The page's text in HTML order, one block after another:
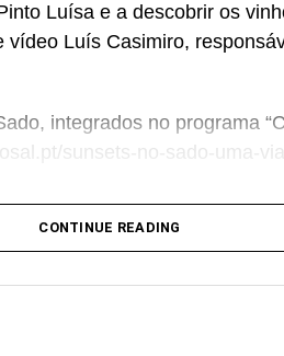
Luísa e a descobrir os
vídeo Luís Casimiro,
integrados no programa
sunsets-no-sado-uma-
CONTINUE READING